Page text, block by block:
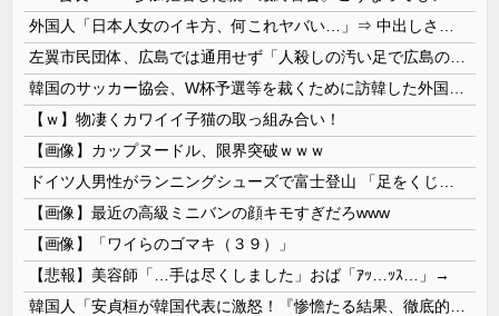
【ｗ】物凄くカワイイ子猫の取っ組み合い！
【画像】カップヌードル、限界突破ｗｗｗ
【画像】最近の高級ミニバンの顔キモすぎだろwww
【画像】「ワイらのゴマキ（３９）」
【悲報】美容師「…手は尽くしました」おば「ｱｯ…ｯｽ…」→